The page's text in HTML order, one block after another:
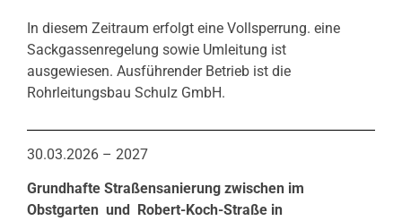
In diesem Zeitraum erfolgt eine Vollsperrung. eine
Sackgassenregelung sowie Umleitung ist
ausgewiesen. Ausführender Betrieb ist die
Rohrleitungsbau Schulz GmbH.
30.03.2026 – 2027
Grundhafte Straßensanierung zwischen im
Obstgarten und Robert-Koch-Straße in